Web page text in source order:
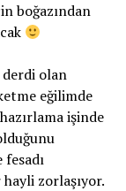
boğazından
olan
eğilimde
işinde
zorlaşıyor.